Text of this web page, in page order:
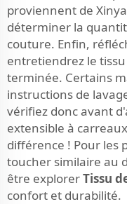
proviennent de
déterminer la
couture. Enfin,
entretiendrez le
terminée. Certains
instructions de
vérifiez donc avant
extensible à
différence ! Pour les
toucher similaire au
être explorerTissu
confort et durabilité.